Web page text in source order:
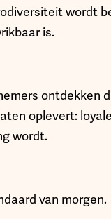
wordt
is.
ontdekken
oplevert:
wordt.
van morgen.